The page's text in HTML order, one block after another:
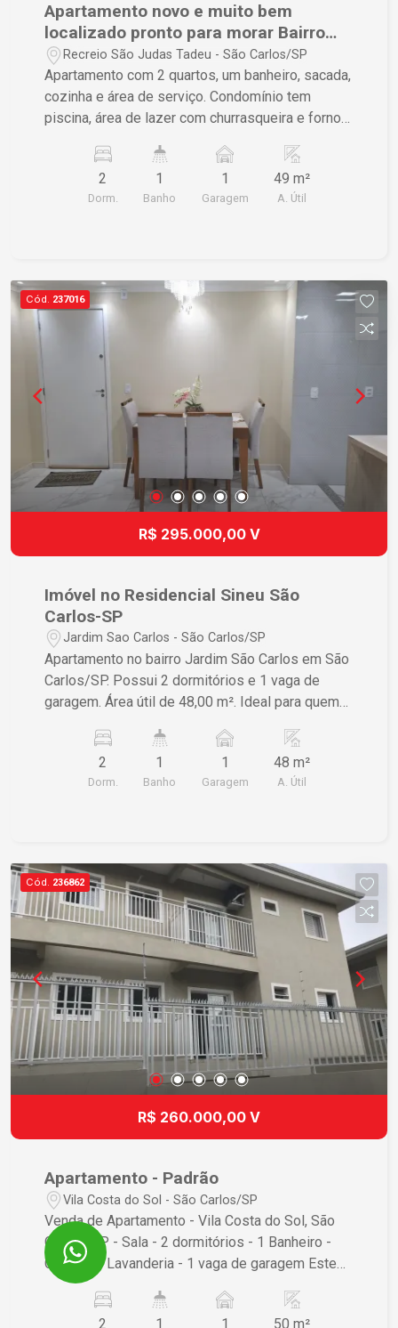
Apartamento novo e muito bem
localizado pronto para morar Bairro
Recreio São Judas Tadeu em São
Carlos.
Recreio São Judas Tadeu - São Carlos/SP
Apartamento com 2 quartos, um banheiro, sacada,
cozinha e área de serviço. Condomínio tem
piscina, área de lazer com churrasqueira e forno a
descoberta
2
Dorm.
1
Banho
1
Garagem
49 m²
A. Útil
Cód. 237016
R$ 295.000,00 V
Imóvel no Residencial Sineu São
Carlos-SP
Jardim Sao Carlos - São Carlos/SP
Apartamento no bairro Jardim São Carlos em São
Carlos/SP. Possui 2 dormitórios e 1 vaga de
garagem. Área útil de 48,00 m². Ideal para quem
tranquila. Entre em contato para mais
informações e agende uma visita!
2
Dorm.
1
Banho
1
Garagem
48 m²
A. Útil
Cód. 236862
R$ 260.000,00 V
Apartamento - Padrão
Vila Costa do Sol - São Carlos/SP
Venda de Apartamento - Vila Costa do Sol, São
Carlos/SP - Sala - 2 dormitórios - 1 Banheiro -
Cozinha - Lavanderia - 1 vaga de garagem Este
apartamento é ideal para quem busca conforto e
praticidade. Entre em contato para mais
2 1 1 50 m²